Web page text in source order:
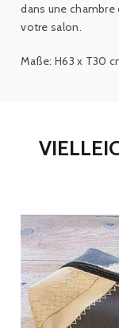
dans une
votre salon.
Maße: H63 x T30